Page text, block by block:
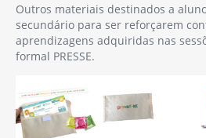
Outros materiais destinados a
secundário para ser reforçarem
aprendizagens adquiridas nas
formal PRESSE.